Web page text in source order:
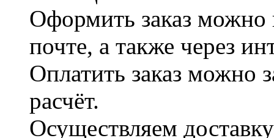
Оформить заказ можно
почте, а также через
Оплатить заказ можно
расчёт.
Осуществляем